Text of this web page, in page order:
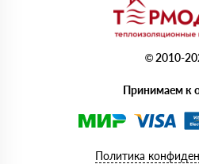
© 2010-
Принимаем к
Политика